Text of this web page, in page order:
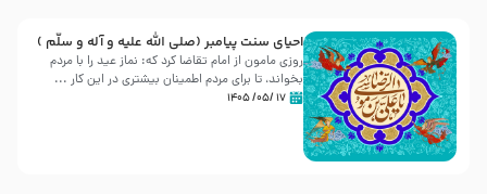
احیای سنت پیامبر (صلی الله علیه و آله و سلّم )
روزی مامون از امام تقاضا کرد که: نماز عید را با مردم
بخواند، تا برای مردم اطمینان بیشتری در این کار ...
۱۷ /۰۵/ ۱۴۰۵